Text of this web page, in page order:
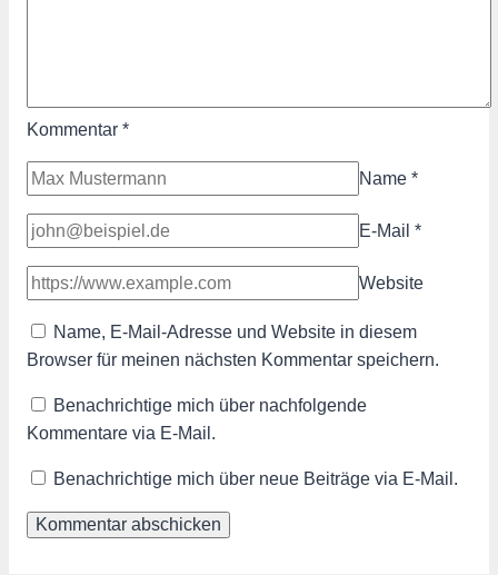
Kommentar *
Name *
E-Mail *
Website
Name, E-Mail-Adresse und Website in diesem
Browser für meinen nächsten Kommentar speichern.
Benachrichtige mich über nachfolgende
Kommentare via E-Mail.
Benachrichtige mich über neue Beiträge via E-Mail.